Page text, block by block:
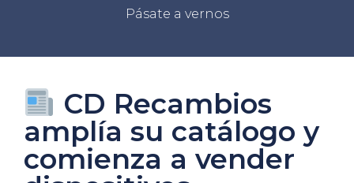
Pásate a vernos
CD Recambios
amplía su catálogo y
comienza a vender